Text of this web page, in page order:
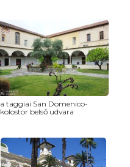
a taggiai San Domenico-
kolostor belső udvara